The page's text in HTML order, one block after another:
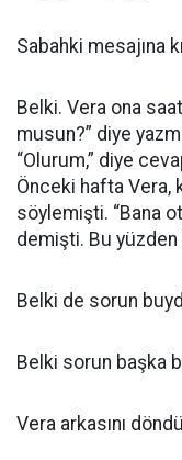
Sabahki mesajına
Belki. Vera ona
musun?” diye
“Olurum,” diye
Önceki hafta Vera,
söylemişti. “Bana
demişti. Bu yüzden
Belki de sorun
Belki sorun başka
Vera arkasını